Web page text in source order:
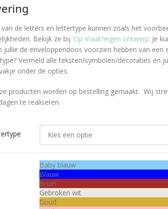
van de letters en lettertype kunnen zoals het
Bekijk ze bij ‘Op maat/eigen ontwerp’ Je
jullie de enveloppendoos voorzien hebben van een
Vermeld alle teksten/symbolen/decoraties en
onder de opties.
producten worden op bestelling gemaakt. Wij
te realiseren.
Baby blauw
Blauw
Bruin
Gebroken wit
Goud